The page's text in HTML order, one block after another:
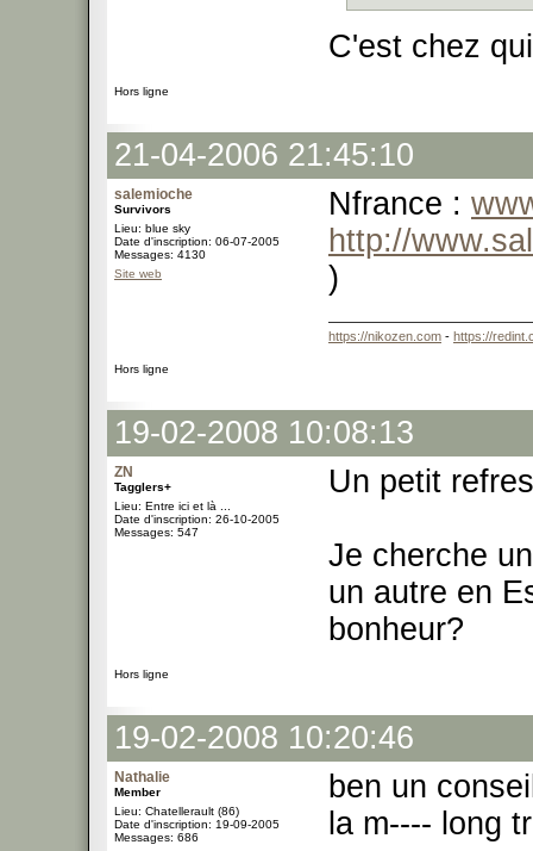
C'est chez
Hors ligne
21-04-2006 21:45:10
salemioche
Survivors
Lieu: blue sky
Date d'inscription: 06-07-2005
Messages: 4130
Site web
Nfrance :
http://
)
https://nikozen.com - https://
Hors ligne
19-02-2008 10:08:13
ZN
Tagglers+
Lieu: Entre ici et là ...
Date d'inscription: 26-10-2005
Messages: 547
Un petit
Je cherche
un autre en
bonheur?
Hors ligne
19-02-2008 10:20:46
Nathalie
Member
Lieu: Chatellerault (86)
Date d'inscription: 19-09-2005
Messages: 686
ben un
la m---- long